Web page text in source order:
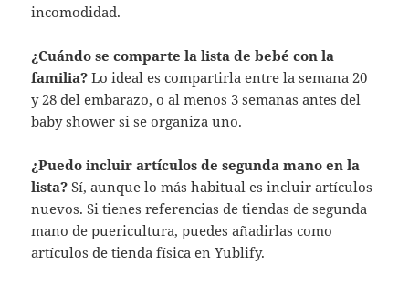
incomodidad.
¿Cuándo se comparte la lista de bebé con la
familia? Lo ideal es compartirla entre la semana 20
y 28 del embarazo, o al menos 3 semanas antes del
baby shower si se organiza uno.
¿Puedo incluir artículos de segunda mano en la
lista? Sí, aunque lo más habitual es incluir artículos
nuevos. Si tienes referencias de tiendas de segunda
mano de puericultura, puedes añadirlas como
artículos de tienda física en Yublify.